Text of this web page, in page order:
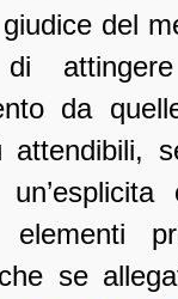
del
da
attendibili,
se